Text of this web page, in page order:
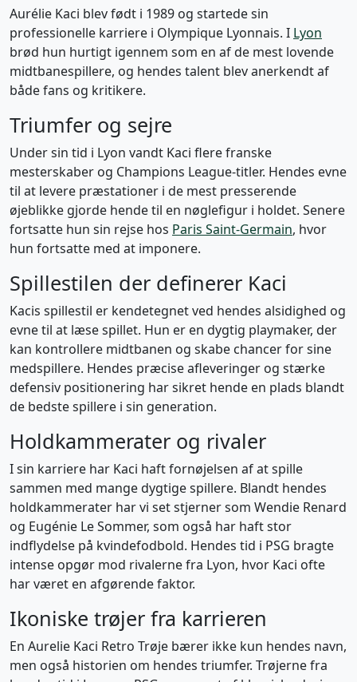
Aurélie Kaci blev født i 1989 og startede sin
professionelle karriere i Olympique Lyonnais. I Lyon
brød hun hurtigt igennem som en af de mest lovende
midtbanespillere, og hendes talent blev anerkendt af
både fans og kritikere.
Triumfer og sejre
Under sin tid i Lyon vandt Kaci flere franske
mesterskaber og Champions League-titler. Hendes evne
til at levere præstationer i de mest presserende
øjeblikke gjorde hende til en nøglefigur i holdet. Senere
fortsatte hun sin rejse hos Paris Saint-Germain, hvor
hun fortsatte med at imponere.
Spillestilen der definerer Kaci
Kacis spillestil er kendetegnet ved hendes alsidighed og
evne til at læse spillet. Hun er en dygtig playmaker, der
kan kontrollere midtbanen og skabe chancer for sine
medspillere. Hendes præcise afleveringer og stærke
defensiv positionering har sikret hende en plads blandt
de bedste spillere i sin generation.
Holdkammerater og rivaler
I sin karriere har Kaci haft fornøjelsen af at spille
sammen med mange dygtige spillere. Blandt hendes
holdkammerater har vi set stjerner som Wendie Renard
og Eugénie Le Sommer, som også har haft stor
indflydelse på kvindefodbold. Hendes tid i PSG bragte
intense opgør mod rivalerne fra Lyon, hvor Kaci ofte
har været en afgørende faktor.
Ikoniske trøjer fra karrieren
En Aurelie Kaci Retro Trøje bærer ikke kun hendes navn,
men også historien om hendes triumfer. Trøjerne fra